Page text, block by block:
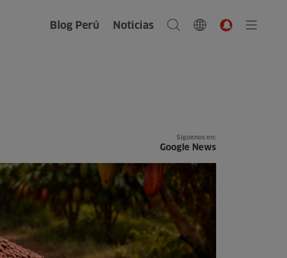
Blog Perú Noticias
Síguenos en:
Google News